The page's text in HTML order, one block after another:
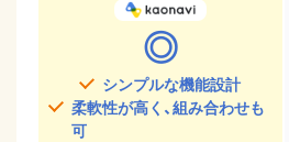
◎
シンプルな機能設計
柔軟性が高く、組み合わせも
可